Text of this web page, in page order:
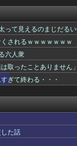
ｗ
って見えるのまじだるい
されるｗｗｗｗｗｗｗ
六人衆
取ったことありません」
ぎて終わる・・・
た話